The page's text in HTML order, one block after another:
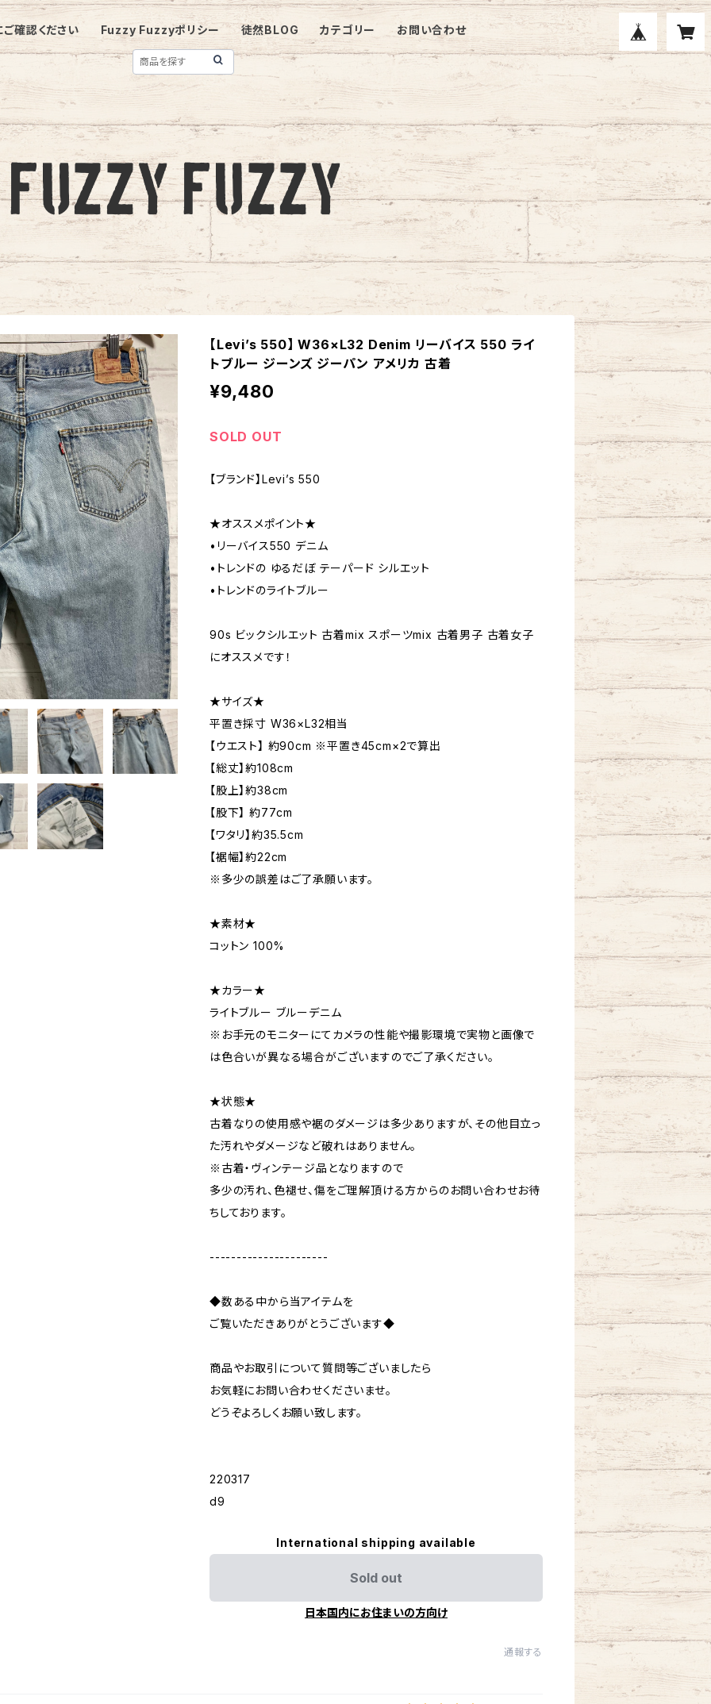
確認ください Fuzzy Fuzzyポリシー 徒然BLOG カテゴリー お問い合わせ
【Levi’s 550】 W36×L32 Denim リーバイス 550 ライ
トブルー ジーンズ ジーパン アメリカ 古着
¥9,480
SOLD OUT
【ブランド】Levi’s 550
★オススメポイント★
•リーバイス550 デニム
•トレンドの ゆるだぼ テーパード シルエット
•トレンドのライトブルー
90s ビックシルエット 古着mix スポーツmix 古着男子 古着女子
にオススメです！
★サイズ★
平置き採寸 W36×L32相当
【ウエスト】 約90cm ※平置き45cm×2で算出
【総丈】約108cm
【股上】約38cm
【股下】 約77cm
【ワタリ】約35.5cm
【裾幅】約22cm
※多少の誤差はご了承願います。
★素材★
コットン 100%
★カラー★
ライトブルー ブルーデニム
※お手元のモニターにてカメラの性能や撮影環境で実物と画像で
は色合いが異なる場合がございますのでご了承ください。
★状態★
古着なりの使用感や裾のダメージは多少ありますが、その他目立っ
た汚れやダメージなど破れはありません。
※古着・ヴィンテージ品となりますので
多少の汚れ、色褪せ、傷をご理解頂ける方からのお問い合わせお待
ちしております。
----------------------
◆数ある中から当アイテムを
ご覧いただきありがとうございます◆
商品やお取引について質問等ございましたら
お気軽にお問い合わせくださいませ。
どうぞよろしくお願い致します。
220317
d9
International shipping available
Sold out
日本国内にお住まいの方向け
通報する